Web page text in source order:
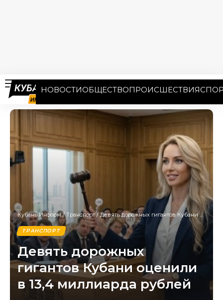
НОВОСТИОБЩЕСТВОПРОИСШЕСТВИЯ
Кубань Информ/Транспорт/Девять дорожных гигантов Кубани оценили в 13,4 миллиарда рублей
ТРАНСПОРТ
Девять дорожных
гигантов Кубани оценили
в 13,4 миллиарда рублей